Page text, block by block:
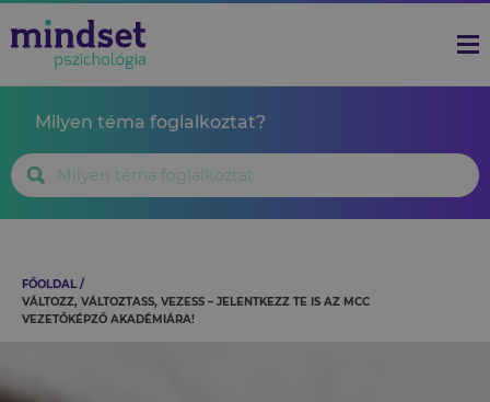
Milyen téma foglalkoztat?
FŐOLDAL
VÁLTOZZ, VÁLTOZTASS, VEZESS – JELENTKEZZ TE IS AZ MCC
VEZETŐKÉPZŐ AKADÉMIÁRA!